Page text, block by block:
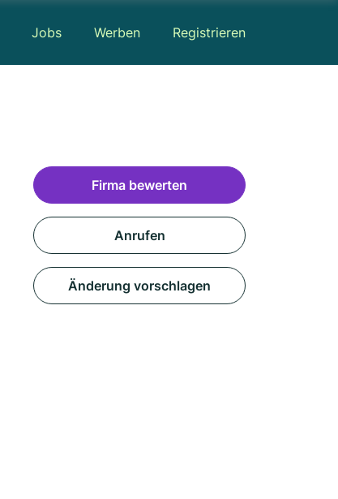
Jobs Werben Registrieren
Firma bewerten
Anrufen
Änderung vorschlagen